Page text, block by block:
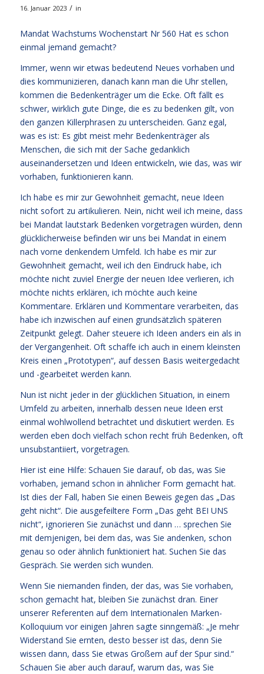
16. Januar 2023 / in
Mandat Wachstums Wochenstart Nr 560 Hat es schon
einmal jemand gemacht?
Immer, wenn wir etwas bedeutend Neues vorhaben und
dies kommunizieren, danach kann man die Uhr stellen,
kommen die Bedenkenträger um die Ecke. Oft fällt es
schwer, wirklich gute Dinge, die es zu bedenken gilt, von
den ganzen Killerphrasen zu unterscheiden. Ganz egal,
was es ist: Es gibt meist mehr Bedenkenträger als
Menschen, die sich mit der Sache gedanklich
auseinandersetzen und Ideen entwickeln, wie das, was wir
vorhaben, funktionieren kann.
Ich habe es mir zur Gewohnheit gemacht, neue Ideen
nicht sofort zu artikulieren. Nein, nicht weil ich meine, dass
bei Mandat lautstark Bedenken vorgetragen würden, denn
glücklicherweise befinden wir uns bei Mandat in einem
nach vorne denkendem Umfeld. Ich habe es mir zur
Gewohnheit gemacht, weil ich den Eindruck habe, ich
möchte nicht zuviel Energie der neuen Idee verlieren, ich
möchte nichts erklären, ich möchte auch keine
Kommentare. Erklären und Kommentare verarbeiten, das
habe ich inzwischen auf einen grundsätzlich späteren
Zeitpunkt gelegt. Daher steuere ich Ideen anders ein als in
der Vergangenheit. Oft schaffe ich auch in einem kleinsten
Kreis einen „Prototypen“, auf dessen Basis weitergedacht
und -gearbeitet werden kann.
Nun ist nicht jeder in der glücklichen Situation, in einem
Umfeld zu arbeiten, innerhalb dessen neue Ideen erst
einmal wohlwollend betrachtet und diskutiert werden. Es
werden eben doch vielfach schon recht früh Bedenken, oft
unsubstantiiert, vorgetragen.
Hier ist eine Hilfe: Schauen Sie darauf, ob das, was Sie
vorhaben, jemand schon in ähnlicher Form gemacht hat.
Ist dies der Fall, haben Sie einen Beweis gegen das „Das
geht nicht“. Die ausgefeiltere Form „Das geht BEI UNS
nicht“, ignorieren Sie zunächst und dann … sprechen Sie
mit demjenigen, bei dem das, was Sie andenken, schon
genau so oder ähnlich funktioniert hat. Suchen Sie das
Gespräch. Sie werden sich wunden.
Wenn Sie niemanden finden, der das, was Sie vorhaben,
schon gemacht hat, bleiben Sie zunächst dran. Einer
unserer Referenten auf dem Internationalen Marken-
Kolloquium vor einigen Jahren sagte sinngemäß: „Je mehr
Widerstand Sie ernten, desto besser ist das, denn Sie
wissen dann, dass Sie etwas Großem auf der Spur sind.“
Schauen Sie aber auch darauf, warum das, was Sie